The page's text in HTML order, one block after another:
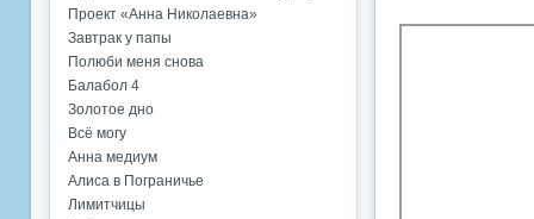
Проект «Анна Николаевна»
Завтрак у папы
Полюби меня снова
Балабол 4
Золотое дно
Всё могу
Анна медиум
Алиса в Пограничье
Лимитчицы